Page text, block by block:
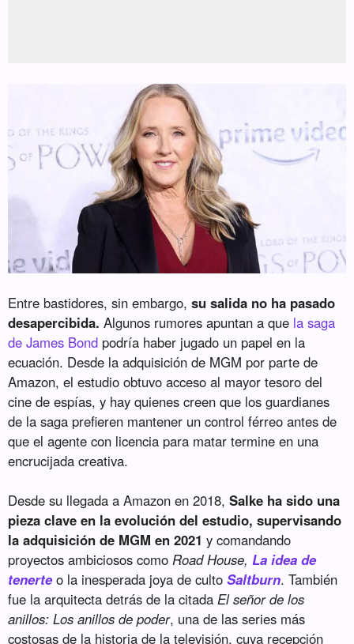
Entre bastidores, sin embargo,su salida no ha pasado
desapercibida. Algunos rumores apuntan a que la saga
de James Bond podría haber jugado un papel en la
ecuación. Desde la adquisición de MGM por parte de
Amazon, el estudio obtuvo acceso al mayor tesoro del
cine de espías, y hay quienes creen que los guardianes
de la saga prefieren mantener un control férreo antes de
que el agente con licencia para matar termine en una
encrucijada creativa.
Desde su llegada a Amazon en 2018,Salke ha sido una
pieza clave en la evolución del estudio, supervisando
la adquisición de MGM en 2021 y comandando
proyectos ambiciosos comoRoad House,La idea de
tenerteo la inesperada joya de cultoSaltburn. También
fue la arquitecta detrás de la citadaEl señor de los
anillos: Los anillos de poder, una de las series más
costosas de la historia de la televisión, cuya recepción